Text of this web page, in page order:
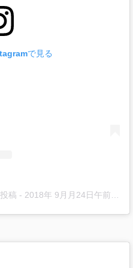
で見る
稿 - 2018年 9月月24日午前9時23分PDT